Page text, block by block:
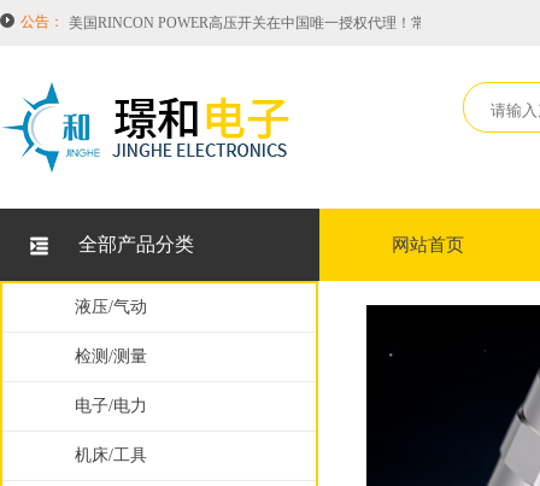
公告： 美国RINCON POWER高压开关在中国唯一授权代理！常备库存
恭喜璟和电子科技（无锡）有限公司成为意大利Brevetti 布莱围世拖链项
因中美贸易战美国PARKER品牌接连涨价！综合涨价至18.5%！
关于LUX旋转接头TWA-10的型号说明
美国RINCON POWER高压开关在中国唯一授权代理！常备库存
恭喜璟和电子科技（无锡）有限公司成为意大利Brevetti 布莱围世拖链项
因中美贸易战美国PARKER品牌接连涨价！综合涨价至18.5%！
全部产品分类 网站首页
液压/气动
检测/测量
电子/电力
机床/工具